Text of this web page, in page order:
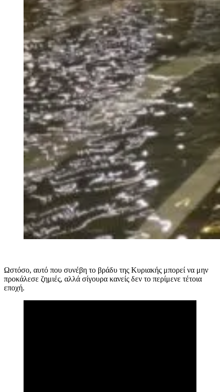
Ωστόσο, αυτό που συνέβη το βράδυ της Κυριακής μπορεί να μην
προκάλεσε ζημιές, αλλά σίγουρα κανείς δεν το περίμενε τέτοια
εποχή.